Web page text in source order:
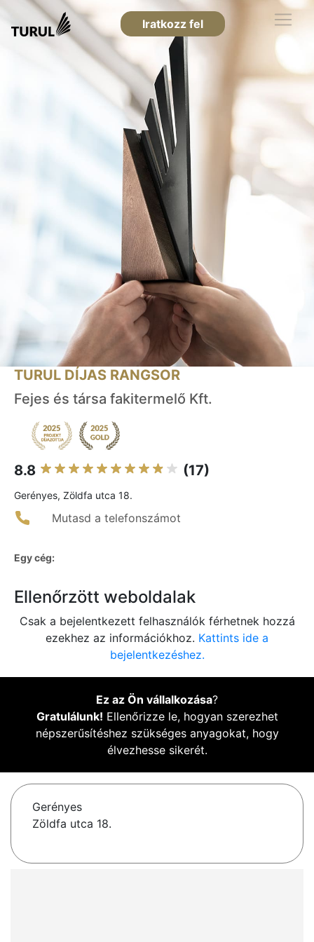
Iratkozz fel
TURUL DÍJAS RANGSOR
Fejes és társa fakitermelő Kft.
8.8 (17)
Gerényes, Zöldfa utca 18.
Mutasd a telefonszámot
Egy cég:
Ellenőrzött weboldalak
Csak a bejelentkezett felhasználók férhetnek hozzá
ezekhez az információkhoz. Kattints ide a
bejelentkezéshez.
Ez az Ön vállalkozása?
Gratulálunk! Ellenőrizze le, hogyan szerezhet
népszerűsítéshez szükséges anyagokat, hogy
élvezhesse sikerét.
Gerényes
Zöldfa utca 18.